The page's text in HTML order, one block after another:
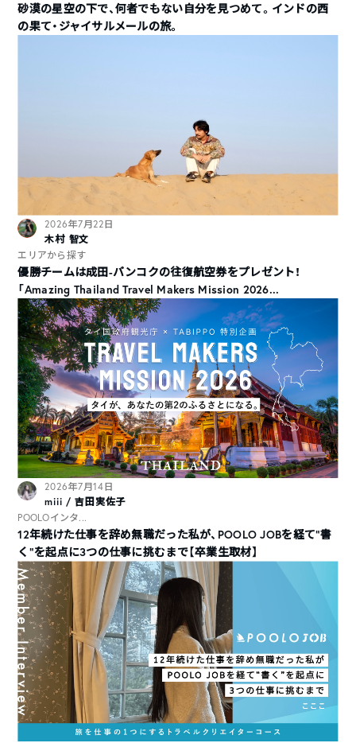
砂漠の星空の下で、何者でもない自分を見つめて。インドの西
の果て・ジャイサルメールの旅。
2026年7月22日
木村 智文
エリアから探す
優勝チームは成田-バンコクの往復航空券をプレゼント！
「Amazing Thailand Travel Makers Mission 2026...
2026年7月14日
miii / 吉田実佐子
POOLOインタ...
12年続けた仕事を辞め無職だった私が、POOLO JOBを経て“書
く”を起点に3つの仕事に挑むまで【卒業生取材】